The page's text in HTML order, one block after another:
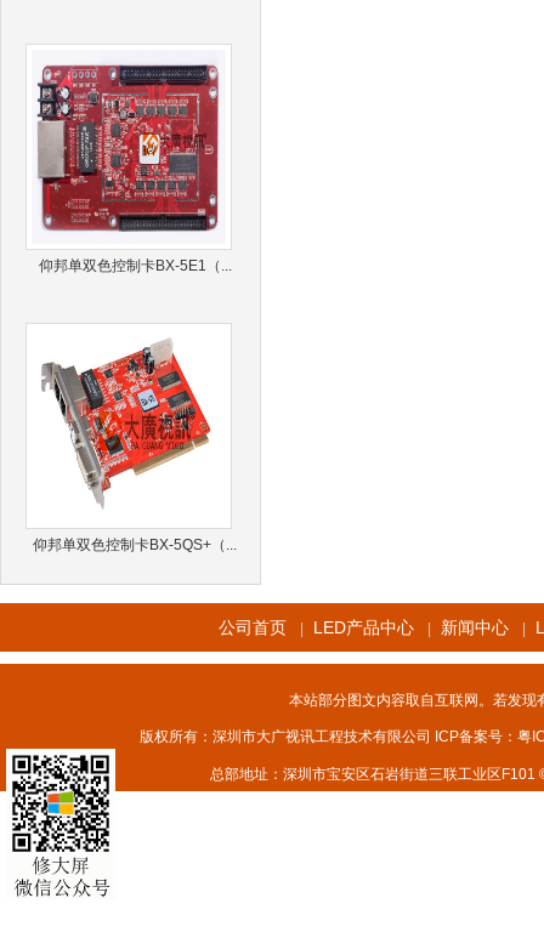
仰邦单双色控制卡BX-5E1（...
仰邦单双色控制卡BX-5QS+（...
公司首页 LED产品中心 新闻中心
本站部分图文内容取自互联网。若发
版权所有：深圳市大广视讯工程技术有限公司 ICP备案号： 粤
总部地址：深圳市宝安区石岩街道三联工业区